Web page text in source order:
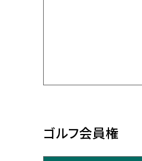
ゴルフ会員権